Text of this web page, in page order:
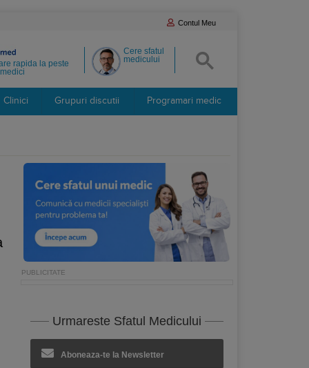
Contul Meu
Cere sfatul
medicului
rapida la peste
Clinici Grupuri discutii Programari medic
Urmareste Sfatul Medicului
Aboneaza-te la Newsletter